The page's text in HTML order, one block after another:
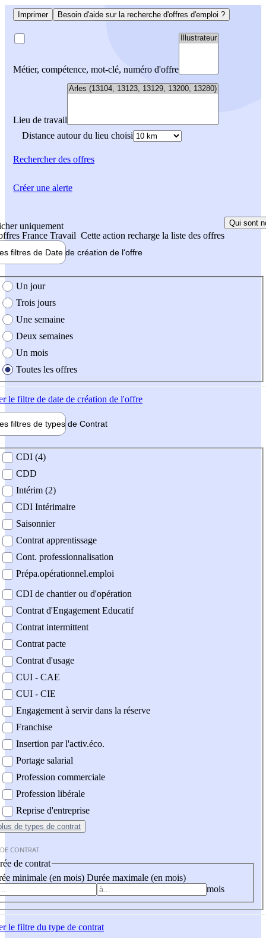
Imprimer Besoin d'aide sur la recherche d'offres d'emploi ?
Métier, compétence, mot-clé, numéro d'offre
Lieu de travail
Distance autour du lieu choisi
Rechercherdes offres
uniquement
France Travail Cette action recharge la liste des offres
Qui sont
filtres de Date de création de l'offre
création de l'offre
Un jour
Trois jours
Une semaine
Deux semaines
Un mois
Toutes les offres
le filtre de date de création de l'offre
filtres de types de Contrat
contrat
CDI (4)
CDD
Intérim (2)
CDI Intérimaire
Saisonnier
Contrat apprentissage
Cont. professionnalisation
Prépa.opérationnel.emploi
CDI de chantier ou d'opération
Contrat d'Engagement Educatif
Contrat intermittent
Contrat pacte
Contrat d'usage
CUI - CAE
CUI - CIE
Engagement à servir dans la réserve
Franchise
Insertion par l'activ.éco.
Portage salarial
Profession commerciale
Profession libérale
Reprise d'entreprise
de types de contrat
CONTRAT
de contrat
minimale (en mois) Durée maximale (en mois)
mois
le filtre du type de contrat
Créer une alerte